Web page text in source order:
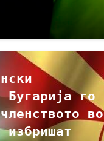
Бугарија го
во